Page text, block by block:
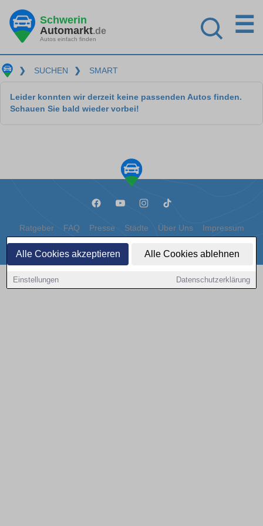
Alle Cookies akzeptieren Alle Cookies ablehnen
Einstellungen Datenschutzerklärung
Schwerin
Automarkt.de
Autos einfach finden
☰
❯ SUCHEN ❯ SMART
Leider konnten wir derzeit keine passenden Autos finden.
Schauen Sie bald wieder vorbei!
Ratgeber FAQ Presse Städte Über Uns Impressum
Datenschutz Cookies
Copyright © 2000 - 2026 | 1A Infosysteme GmbH | Content by: 1a-sites-autos